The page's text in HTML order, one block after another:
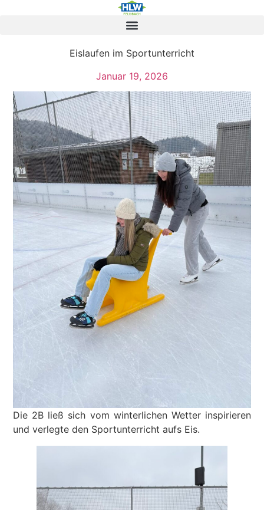
Eislaufen im Sportunterricht
Januar 19, 2026
Die 2B ließ sich vom winter­lichen Wetter inspi­rieren
und verlegte den Sport­un­ter­richt aufs Eis.